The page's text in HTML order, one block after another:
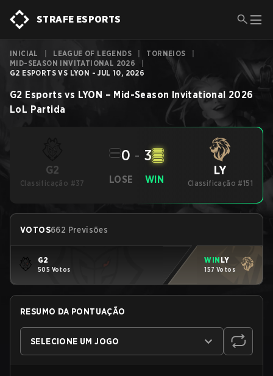
STRAFE ESPORTS
INICIAL LEAGUE OF LEGENDS TORNEIOS
MID-SEASON INVITATIONAL 2026
G2 ESPORTS VS LYON - JUL 10, 2026
G2 Esports vs LYON – Mid-Season Invitational 2026
LoL Partida
G2
Classificação #37 LOSE
0 - 3
WIN
LY
Classificação #151
VOTOS662 Previsões
G2
505 Votos
WIN LY
157 Votos
RESUMO DA PONTUAÇÃO
SELECIONE UM JOGO